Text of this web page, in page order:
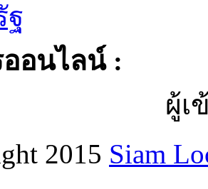
ฐ
อนไลน์ :
ผู้เ
2015 Siam